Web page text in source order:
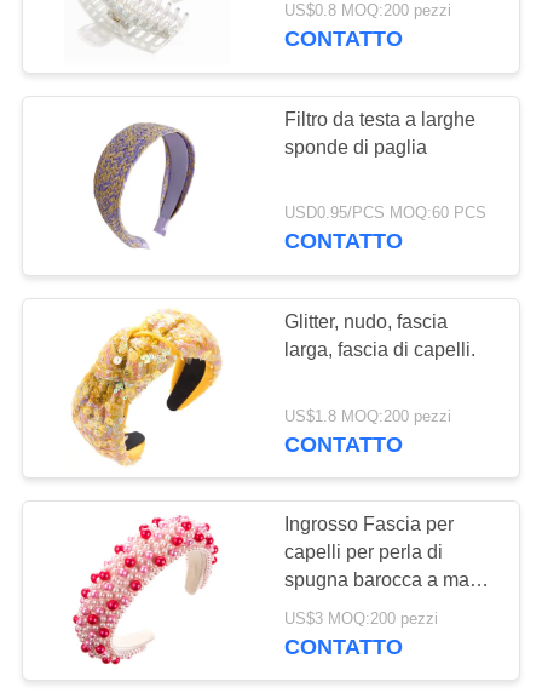
PREVENTIVO
SHOPPING
ONLINE
MAPPA
SITO
PRIVACY
POLICY
Borse
38
oggetti promozionali
US$0.8 MOQ:200 pezzi
CONTATTO
Filtro da testa a larghe
sponde di paglia
USD0.95/PCS MOQ:60 PCS
CONTATTO
Glitter, nudo, fascia
larga, fascia di capelli.
US$1.8 MOQ:200 pezzi
CONTATTO
Ingrosso Fascia per
capelli per perla di
spugna barocca a mano
con perline
policromatiche di amine
US$3 MOQ:200 pezzi
CONTATTO